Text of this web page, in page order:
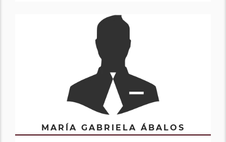
MARÍA GABRIELA ÁBALOS